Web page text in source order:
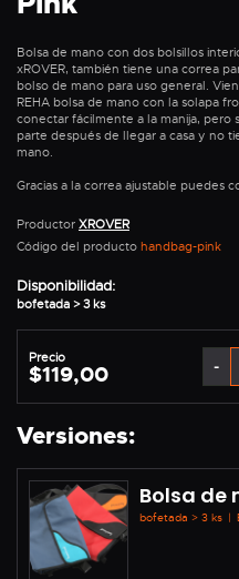
Bolsa de mano con dos bolsillos
xROVER, también tiene una correa
bolso de mano para uso general.
REHA bolsa de mano con la solapa
conectar fácilmente a la manija, pero
parte después de llegar a casa y no
mano.
Gracias a la correa ajustable puedes
Productor XROVER
Código del producto handbag-pink
Disponibilidad:
bofetada > 3 ks
Precio
$119,00 -
Versiones:
Bolsa de
bofetada > 3 ks |